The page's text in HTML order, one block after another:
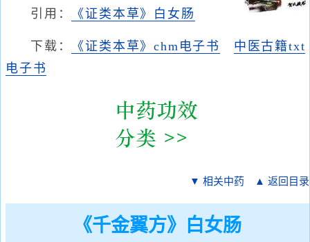
引用： 《证类本草》白女肠
下载： 《证类本草》chm电子书
中医古籍txt
电子书
▼ 相关中药 ▲ 返回目录
《千金翼方》白女肠